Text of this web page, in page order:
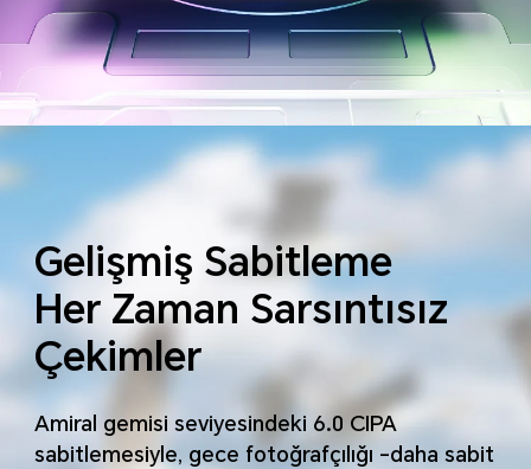
Gelişmiş Sabitleme
Her Zaman Sarsıntısız
Çekimler
Amiral gemisi seviyesindeki 6.0 CIPA
sabitlemesiyle, gece fotoğrafçılığı -daha sabit